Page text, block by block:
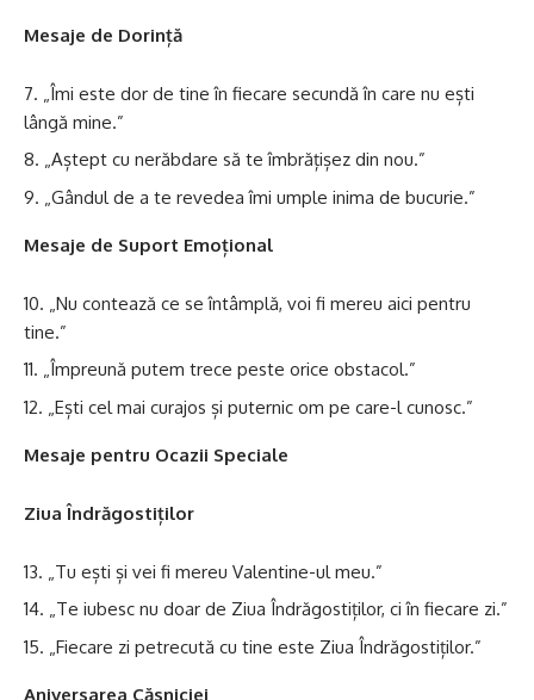
Mesaje de Dorință
„Îmi este dor de tine în fiecare secundă în care nu ești
lângă mine.”
„Aștept cu nerăbdare să te îmbrățișez din nou.”
„Gândul de a te revedea îmi umple inima de bucurie.”
Mesaje de Suport Emoțional
„Nu contează ce se întâmplă, voi fi mereu aici pentru
tine.”
„Împreună putem trece peste orice obstacol.”
„Ești cel mai curajos și puternic om pe care-l cunosc.”
Mesaje pentru Ocazii Speciale
Ziua Îndrăgostiților
„Tu ești și vei fi mereu Valentine-ul meu.”
„Te iubesc nu doar de Ziua Îndrăgostiților, ci în fiecare zi.”
„Fiecare zi petrecută cu tine este Ziua Îndrăgostiților.”
Aniversarea Căsniciei